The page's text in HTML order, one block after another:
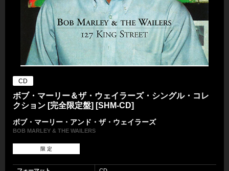
CD
ボブ・マーリー＆ザ・ウェイラーズ・シングル・コレ
クション [完全限定盤] [SHM-CD]
ボブ・マーリー・アンド・ザ・ウェイラーズ
BOB MARLEY & THE WAILERS
限 定